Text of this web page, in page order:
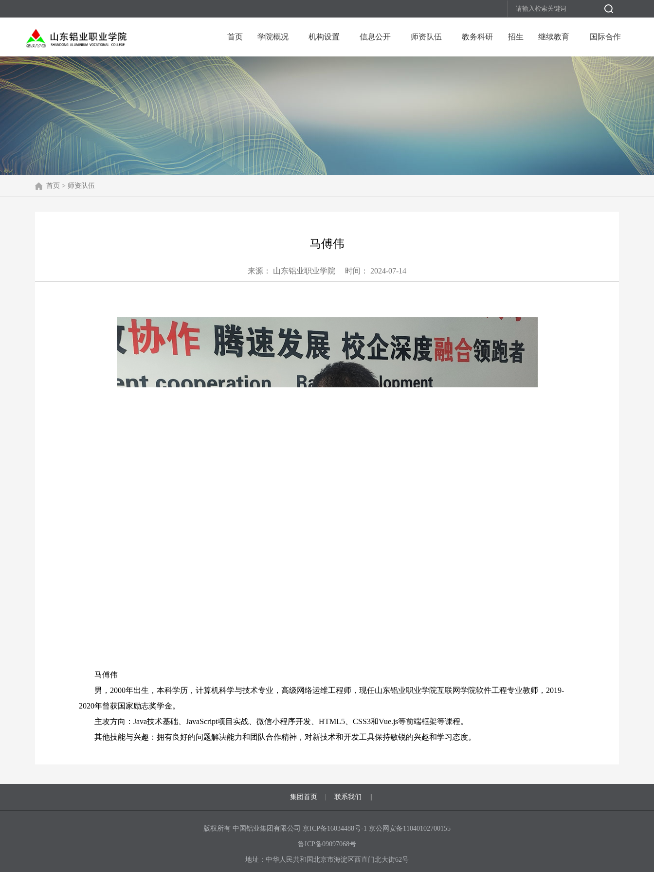
首页 学院概况 机构设置 信息公开 师资队伍 教务科研 招生 继续教育 国际合作
首页 > 师资队伍
马傅伟
来源： 山东铝业职业学院 时间： 2024-07-14
马傅伟
男，2000年出生，本科学历，计算机科学与技术专业，高级网络运维工程师，现任山东铝业职业学院互联网学院软件工程专业教师，2019-
2020年曾获国家励志奖学金。
主攻方向：Java技术基础、JavaScript项目实战、微信小程序开发、HTML5、CSS3和Vue.js等前端框架等课程。
其他技能与兴趣：拥有良好的问题解决能力和团队合作精神， 对新技术和开发工具保持敏锐的兴趣和学习态度。
集团首页 联系我们
版权所有 中国铝业集团有限公司 京ICP备16034488号-1 京公网安备11040102700155
鲁ICP备09097068号
地址：中华人民共和国北京市海淀区西直门北大街62号